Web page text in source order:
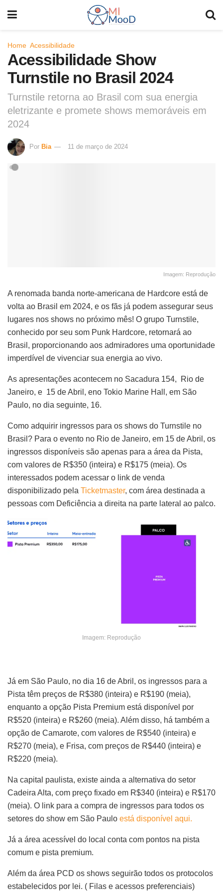
Home Acessibilidade
Acessibilidade Show
Turnstile no Brasil 2024
Turnstile retorna ao Brasil com sua energia
eletrizante e promete shows memoráveis em
2024
Por Bia 11 de março de 2024
Imagem: Reprodução
A renomada banda norte-americana de Hardcore está de
volta ao Brasil em 2024, e os fãs já podem assegurar seus
lugares nos shows no próximo mês! O grupo Turnstile,
conhecido por seu som Punk Hardcore, retornará ao
Brasil, proporcionando aos admiradores uma oportunidade
imperdível de vivenciar sua energia ao vivo.
As apresentações acontecem no Sacadura 154, Rio de
Janeiro, e 15 de Abril, eno Tokio Marine Hall, em São
Paulo, no dia seguinte, 16.
Como adquirir ingressos para os shows do Turnstile no
Brasil? Para o evento no Rio de Janeiro, em 15 de Abril, os
ingressos disponíveis são apenas para a área da Pista,
com valores de R$350 (inteira) e R$175 (meia). Os
interessados podem acessar o link de venda
disponibilizado pela Ticketmaster, com área destinada a
pessoas com Deficiência a direita na parte lateral ao palco.
Imagem: Reprodução
Já em São Paulo, no dia 16 de Abril, os ingressos para a
Pista têm preços de R$380 (inteira) e R$190 (meia),
enquanto a opção Pista Premium está disponível por
R$520 (inteira) e R$260 (meia). Além disso, há também a
opção de Camarote, com valores de R$540 (inteira) e
R$270 (meia), e Frisa, com preços de R$440 (inteira) e
R$220 (meia).
Na capital paulista, existe ainda a alternativa do setor
Cadeira Alta, com preço fixado em R$340 (inteira) e R$170
(meia). O link para a compra de ingressos para todos os
setores do show em São Paulo está disponível aqui.
Já a área acessível do local conta com pontos na pista
comum e pista premium.
Além da área PCD os shows seguirão todos os protocolos
estabelecidos por lei. ( Filas e acessos preferenciais)